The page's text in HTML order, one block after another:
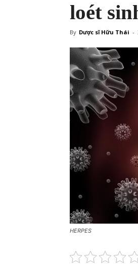
loét
By Dược sĩ Hữu Thái -
HERPES